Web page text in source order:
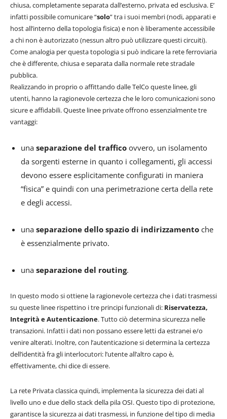
chiusa, completamente separata dall’esterno, privata ed esclusiva. E’
infatti possibile comunicare “solo” tra i suoi membri (nodi, apparati e
host all’interno della topologia fisica) e non è liberamente accessibile
a chi non è autorizzato (nessun altro può utilizzare questi circuiti).
Come analogia per questa topologia si può indicare la rete ferroviaria
che è differente, chiusa e separata dalla normale rete stradale
pubblica.
Realizzando in proprio o affittando dalle TelCo queste linee, gli
utenti, hanno la ragionevole certezza che le loro comunicazioni sono
sicure e affidabili. Queste linee private offrono essenzialmente tre
vantaggi:
una separazione del traffico ovvero, un isolamento
da sorgenti esterne in quanto i collegamenti, gli accessi
devono essere esplicitamente configurati in maniera
“fisica” e quindi con una perimetrazione certa della rete
e degli accessi.
una separazione dello spazio di indirizzamento che
è essenzialmente privato.
una separazione del routing.
In questo modo si ottiene la ragionevole certezza che i dati trasmessi
su queste linee rispettino i tre principi funzionali di: Riservatezza,
Integrità e Autenticazione. Tutto ciò determina sicurezza nelle
transazioni. Infatti i dati non possano essere letti da estranei e/o
venire alterati. Inoltre, con l’autenticazione si determina la certezza
dell’identità fra gli interlocutori: l’utente all’altro capo è,
effettivamente, chi dice di essere.
La rete Privata classica quindi, implementa la sicurezza dei dati al
livello uno e due dello stack della pila OSI. Questo tipo di protezione,
garantisce la sicurezza ai dati trasmessi, in funzione del tipo di media